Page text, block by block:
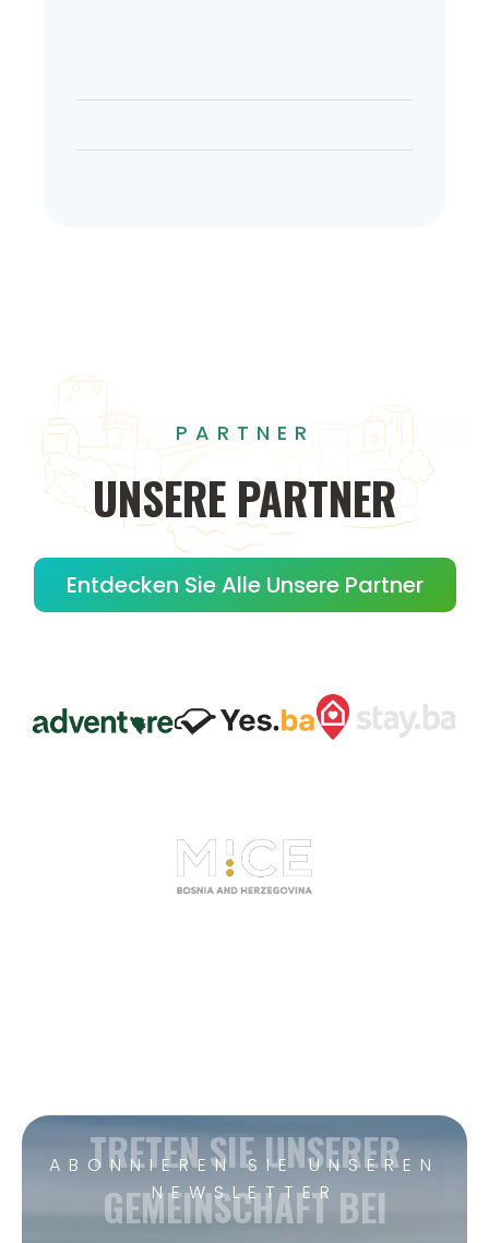
PARTNER
UNSERE PARTNER
Entdecken Sie Alle Unsere Partner
ABONNIEREN SIE UNSEREN
NEWSLETTER
TRETEN SIE UNSERER
GEMEINSCHAFT BEI